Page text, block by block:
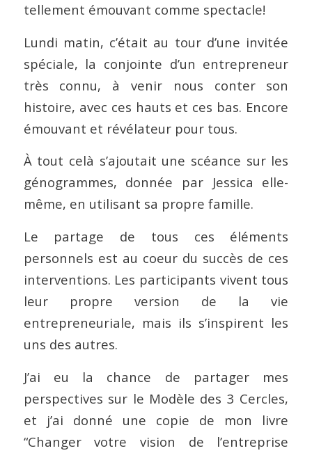
tellement émouvant comme spectacle!
Lundi matin, c’était au tour d’une invitée
spéciale, la conjointe d’un entrepreneur
très connu, à venir nous conter son
histoire, avec ces hauts et ces bas. Encore
émouvant et révélateur pour tous.
À tout celà s’ajoutait une scéance sur les
génogrammes, donnée par Jessica elle-
même, en utilisant sa propre famille.
Le partage de tous ces éléments
personnels est au coeur du succès de ces
interventions. Les participants vivent tous
leur propre version de la vie
entrepreneuriale, mais ils s’inspirent les
uns des autres.
J’ai eu la chance de partager mes
perspectives sur le Modèle des 3 Cercles,
et j’ai donné une copie de mon livre
“Changer votre vision de l’entreprise